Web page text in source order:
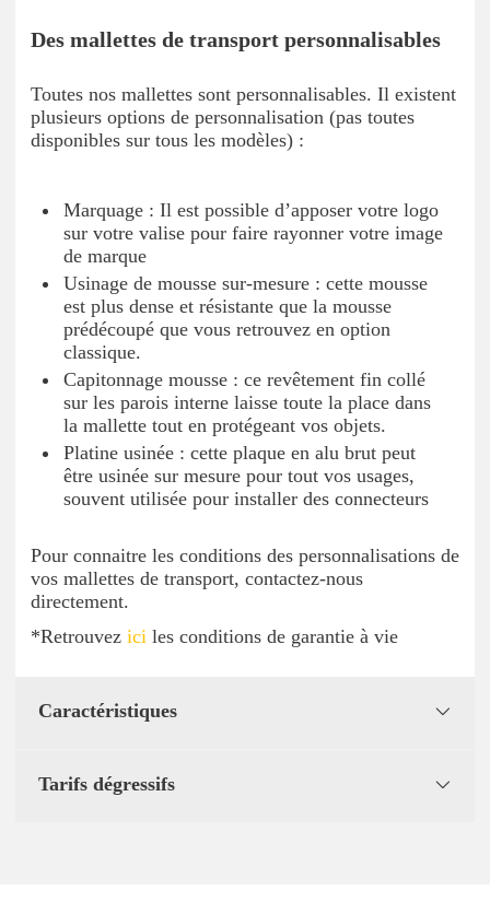
Des mallettes de transport personnalisables
Toutes nos mallettes sont personnalisables. Il existent
plusieurs options de personnalisation (pas toutes
disponibles sur tous les modèles) :
Marquage : Il est possible d’apposer votre logo
sur votre valise pour faire rayonner votre image
de marque
Usinage de mousse sur-mesure : cette mousse
est plus dense et résistante que la mousse
prédécoupé que vous retrouvez en option
classique.
Capitonnage mousse : ce revêtement fin collé
sur les parois interne laisse toute la place dans
la mallette tout en protégeant vos objets.
Platine usinée : cette plaque en alu brut peut
être usinée sur mesure pour tout vos usages,
souvent utilisée pour installer des connecteurs
Pour connaitre les conditions des personnalisations de
vos mallettes de transport, contactez-nous
directement.
*Retrouvez ici les conditions de garantie à vie
Caractéristiques
Tarifs dégressifs